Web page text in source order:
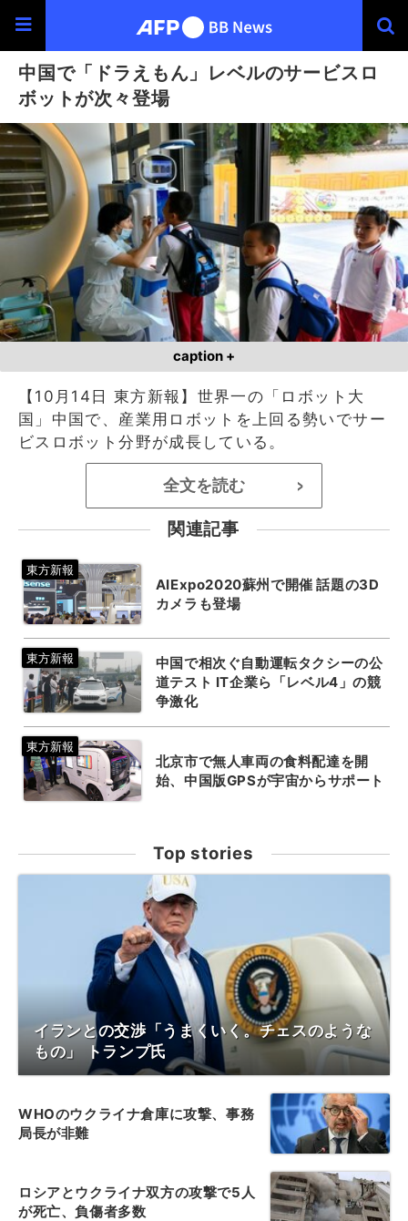
中国で「ドラえもん」レベルのサービスロ
ボットが次々登場
caption +
【10月14日 東方新報】世界一の「ロボット大
国」中国で、産業用ロボットを上回る勢いでサー
ビスロボット分野が成長している。
全文を読む >
関連記事
AIExpo2020蘇州で開催 話題の3D
カメラも登場
中国で相次ぐ自動運転タクシーの公
道テスト IT企業ら「レベル4」の競
争激化
北京市で無人車両の食料配達を開
始、中国版GPSが宇宙からサポート
Top stories
イランとの交渉「うまくいく。チェスのような
もの」 トランプ氏
WHOのウクライナ倉庫に攻撃、事務
局長が非難
ロシアとウクライナ双方の攻撃で5人
が死亡、負傷者多数